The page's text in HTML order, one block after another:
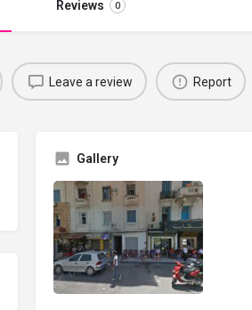
Reviews 0
Leave a review Report
Gallery